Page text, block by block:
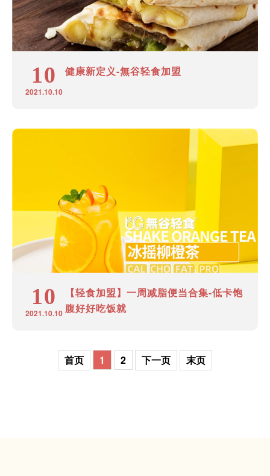
10
2021.10.10
健康新定义-無谷轻食加盟
10
2021.10.10
【轻食加盟】一周减脂便当合集-低卡饱
腹好好吃饭就
首页 1 2 下一页 末页